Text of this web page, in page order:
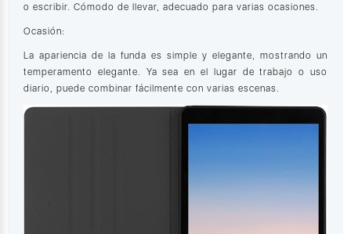
o escribir. Cómodo de llevar, adecuado para varias ocasiones.
Ocasión:
La apariencia de la funda es simple y elegante, mostrando un
temperamento elegante. Ya sea en el lugar de trabajo o uso
diario, puede combinar fácilmente con varias escenas.